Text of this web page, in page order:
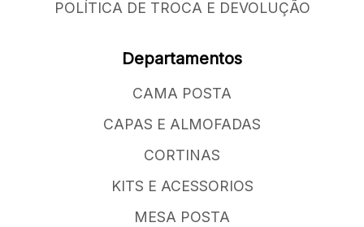
POLÍTICA DE TROCA E DEVOLUÇÃO
Departamentos
CAMA POSTA
CAPAS E ALMOFADAS
CORTINAS
KITS E ACESSORIOS
MESA POSTA